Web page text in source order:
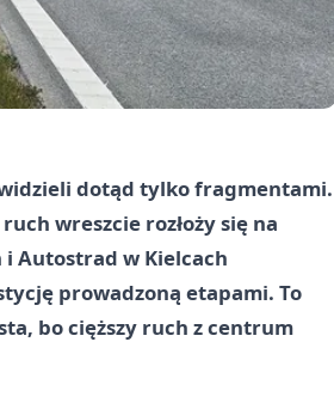
dotąd tylko fragmentami.
wreszcie rozłoży się na
i Autostrad w Kielcach
prowadzoną etapami. To
bo cięższy ruch z centrum